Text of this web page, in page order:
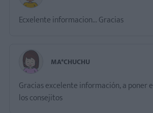
Ecxelente informacion... Gracias
MA*CHUCHU
Gracias excelente información, a poner
los consejitos